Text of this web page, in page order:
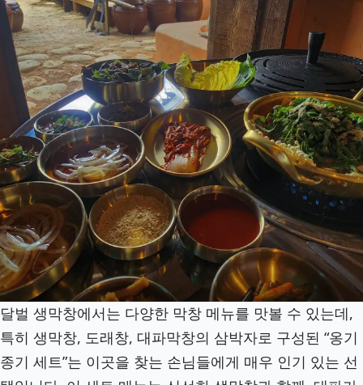
달벌 생막창에서는 다양한 막창 메뉴를 맛볼 수 있는데,
특히 생막창, 도래창, 대파막창의 삼박자로 구성된 “옹기
종기 세트”는 이곳을 찾는 손님들에게 매우 인기 있는 선